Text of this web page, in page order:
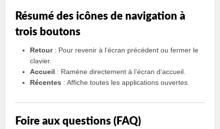
Résumé des icônes de navigation à
trois boutons
Retour: Pour revenir à l’écran précédent ou fermer le
clavier.
Accueil : Ramène directement à l’écran d’accueil.
Récentes : Affiche toutes les applications ouvertes.
Foire aux questions (FAQ)